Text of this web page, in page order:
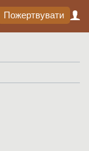
Пожертвувати